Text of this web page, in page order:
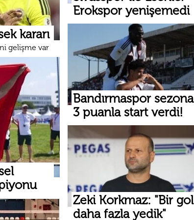
kararı
gelişme var
Erokspor yenişemedi
Bandırmaspor sezona
3 puanla start verdi!
Zeki Korkmaz: "Bir gol
daha fazla yedik"